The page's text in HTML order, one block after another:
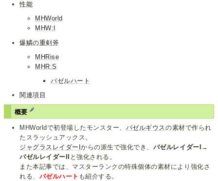
性能
MHWorld
MHW:I
爆鱗の重剣斧
MHRise
MHR:S
バゼルハート
関連項目
概要
MHWorldで初登場したモンスター、 バゼルギウスの素材で作られ
たスラッシュアックス。
ジャグラスレイダーIからの派生で強化でき、 バゼルレイダーI→
バゼルレイダーII
と強化される。
また本記事では、マスターランクの特殊個体の素材により強化さ
れる、 バゼルハート も紹介する。